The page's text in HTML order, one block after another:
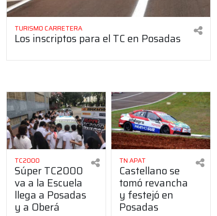
TURISMO CARRETERA
Los inscriptos para el TC en Posadas
TC2000
Súper TC2000
va a la Escuela
llega a Posadas
y a Oberá
TN APAT
Castellano se
tomó revancha
y festejó en
Posadas